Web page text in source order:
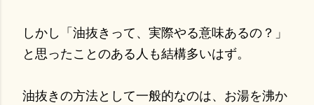
しかし「油抜きって、実際やる意味あるの？」
と思ったことのある人も結構多いはず。
油抜きの方法として一般的なのは、お湯を沸か